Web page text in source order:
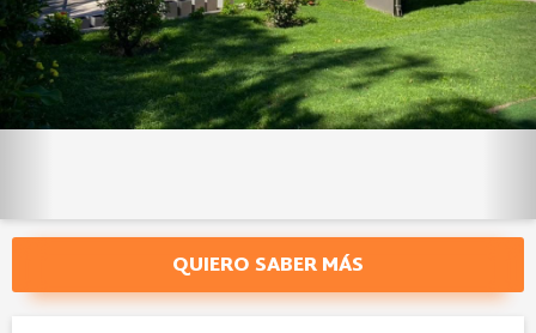
QUIERO SABER MÁS